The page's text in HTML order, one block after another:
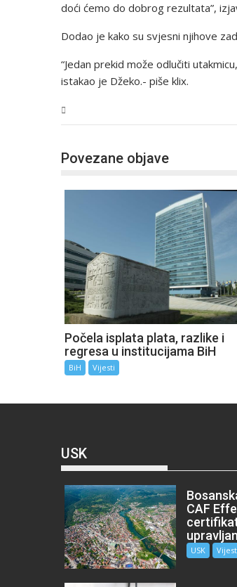
doći ćemo do dobrog rezultata”,
Dodao je kako su svjesni njihove
“Jedan prekid može odlučiti
istakao je Džeko.- piše klix.
Povezane objave
Počela isplata plata, razlike i
regresa u institucijama BiH
BiH Vijesti
USK
CAF
USK